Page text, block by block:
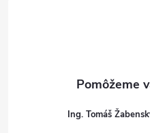
Ing. Tomáš